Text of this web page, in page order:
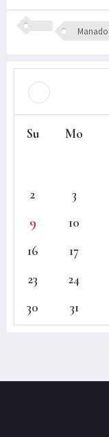
Manado
Su Mo
2
3
9
10
16
17
23
24
30
31